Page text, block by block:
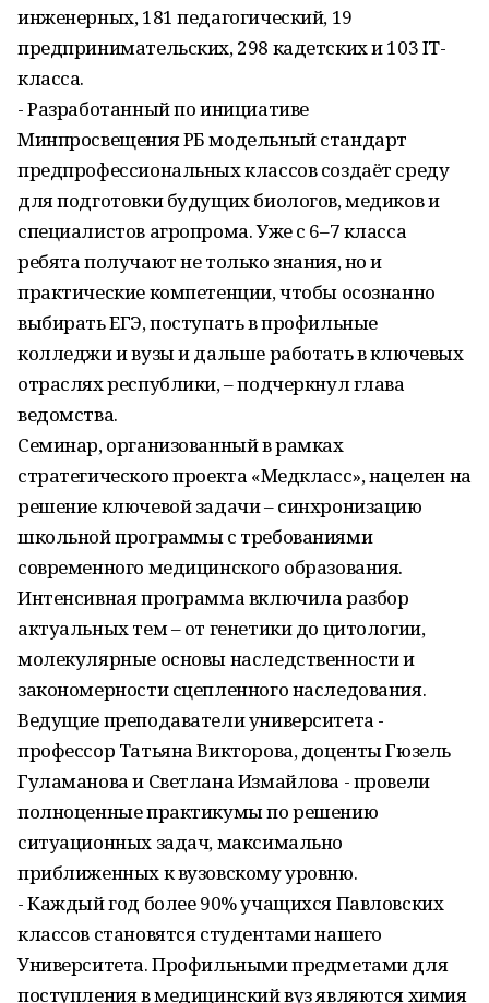
инженерных, 181 педагогический, 19
предпринимательских, 298 кадетских и 103 IT-
класса.
- Разработанный по инициативе
Минпросвещения РБ модельный стандарт
предпрофессиональных классов создаёт среду
для подготовки будущих биологов, медиков и
специалистов агропрома. Уже с 6–7 класса
ребята получают не только знания, но и
практические компетенции, чтобы осознанно
выбирать ЕГЭ, поступать в профильные
колледжи и вузы и дальше работать в ключевых
отраслях республики, – подчеркнул глава
ведомства.
Семинар, организованный в рамках
стратегического проекта «Медкласс», нацелен на
решение ключевой задачи – синхронизацию
школьной программы с требованиями
современного медицинского образования.
Интенсивная программа включила разбор
актуальных тем – от генетики до цитологии,
молекулярные основы наследственности и
закономерности сцепленного наследования.
Ведущие преподаватели университета -
профессор Татьяна Викторова, доценты Гюзель
Гуламанова и Светлана Измайлова - провели
полноценные практикумы по решению
ситуационных задач, максимально
приближенных к вузовскому уровню.
- Каждый год более 90% учащихся Павловских
классов становятся студентами нашего
Университета. Профильными предметами для
поступления в медицинский вуз являются химия